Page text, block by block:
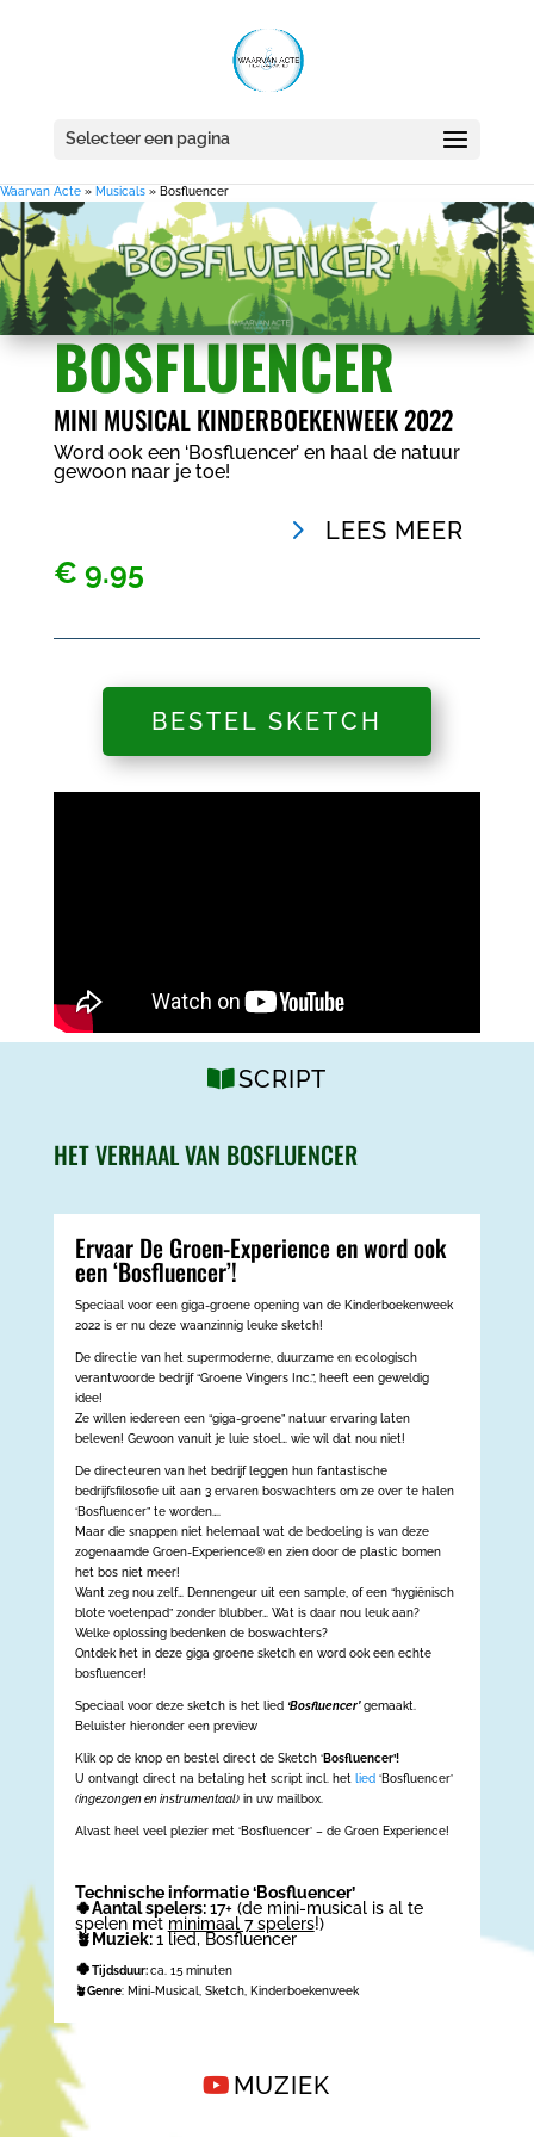
Selecteer een pagina
Waarvan Acte » Musicals » Bosfluencer
BOSFLUENCER
MINI MUSICAL KINDERBOEKENWEEK 2022
Word ook een ‘Bosfluencer’ en haal de natuur
gewoon naar je toe!
LEES MEER
€ 9.95
BESTEL SKETCH
SCRIPT
HET VERHAAL VAN BOSFLUENCER
Ervaar De Groen-Experience en word ook
een ‘Bosfluencer’!
Speciaal voor een giga-groene opening van de Kinderboekenweek
2022 is er nu deze waanzinnig leuke sketch!
De directie van het supermoderne, duurzame en ecologisch
verantwoorde bedrijf “Groene Vingers Inc.”, heeft een geweldig
idee!
Ze willen iedereen een “giga-groene” natuur ervaring laten
beleven! Gewoon vanuit je luie stoel… wie wil dat nou niet!
De directeuren van het bedrijf leggen hun fantastische
bedrijfsfilosofie uit aan 3 ervaren boswachters om ze over te halen
‘Bosfluencer” te worden….
Maar die snappen niet helemaal wat de bedoeling is van deze
zogenaamde Groen-Experience® en zien door de plastic bomen
het bos niet meer!
Want zeg nou zelf… Dennengeur uit een sample, of een “hygiënisch
blote voetenpad” zonder blubber… Wat is daar nou leuk aan?
Welke oplossing bedenken de boswachters?
Ontdek het in deze giga groene sketch en word ook een echte
bosfluencer!
Speciaal voor deze sketch is het lied ‘Bosfluencer’gemaakt.
Beluister hieronder een preview
Klik op de knop en bestel direct de Sketch ‘Bosfluencer’!
U ontvangt direct na betaling het script incl. het
lied ‘Bosfluencer’
(ingezongen en instrumentaal)in uw mailbox.
Alvast heel veel plezier met ‘Bosfluencer’ – de Groen Experience!
Technische informatie ‘Bosfluencer’
🍀Aantal spelers:17+ (de mini-musical is al te
spelen met minimaal 7 spelers!)
🪴Muziek:1 lied, Bosfluencer
🍀Tijdsduur:ca. 15 minuten
🪴Genre: Mini-Musical, Sketch, Kinderboekenweek
MUZIEK